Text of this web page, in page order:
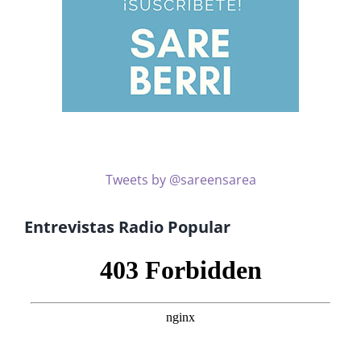
Tweets by @sareensarea
Entrevistas Radio Popular